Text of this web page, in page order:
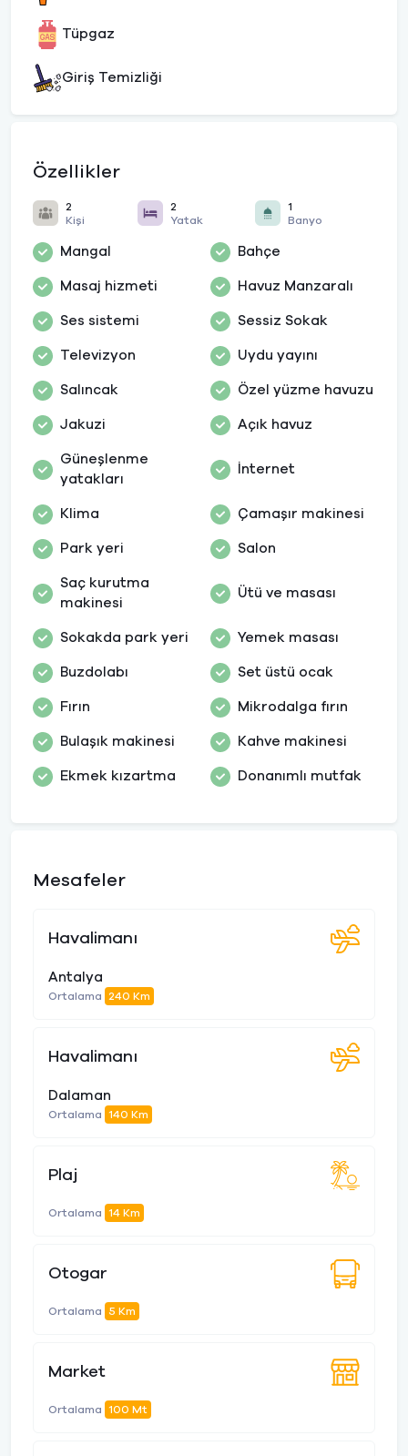
Tüpgaz
Giriş Temizliği
Özellikler
2
Kişi
2
Yatak
1
Banyo
Mangal Bahçe
Masaj hizmeti Havuz Manzaralı
Ses sistemi Sessiz Sokak
Televizyon Uydu yayını
Salıncak Özel yüzme havuzu
Jakuzi Açık havuz
Güneşlenme
yatakları
İnternet
Klima Çamaşır makinesi
Park yeri Salon
Saç kurutma
makinesi
Ütü ve masası
Sokakda park yeri Yemek masası
Buzdolabı Set üstü ocak
Fırın Mikrodalga fırın
Bulaşık makinesi Kahve makinesi
Ekmek kızartma Donanımlı mutfak
Mesafeler
Havalimanı
Antalya
Ortalama 240 Km
Havalimanı
Dalaman
Ortalama 140 Km
Plaj
Ortalama 14 Km
Otogar
Ortalama 5 Km
Market
Ortalama 100 Mt